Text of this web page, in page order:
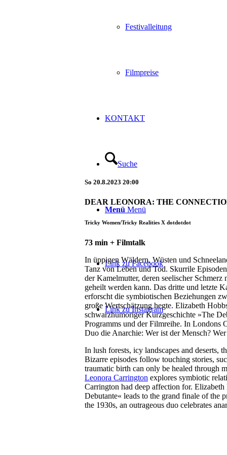
Festivalleitung
Filmpreise
KONTAKT
Suche
Menü Menü
Link zu Facebook
Link zu Instagram
So 20.8.2023 20:00
DEAR LEONORA: THE
Tricky Women/Tricky Realities X dotdotdot
73 min + Filmtalk
In üppigen Wäldern, Wüsten und
Tanz von Leben und Tod. Skurrile
der Kamelmutter, deren seelischer
geheilt werden kann. Das dritte und letzte
erforscht die symbiotischen Beziehungen
große Wertschätzung hegte. Elizabeth
schwarzhumoriger Kurzgeschichte »The
Programms und der Filmreihe. In Londons
Duo die Anarchie: Wer ist der Mensch?
In lush forests, icy landscapes and deserts,
Bizarre episodes follow touching stories,
traumatic birth can only be healed through
Leonora Carrington explores symbiotic
Carrington had deep affection for.
Debutante« leads to the grand finale of the
the 1930s, an outrageous duo celebrates